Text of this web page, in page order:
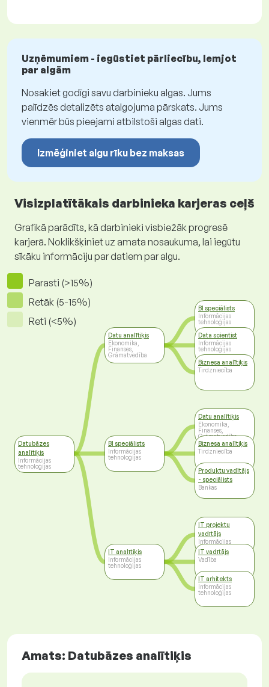
Uzņēmumiem - iegūstiet pārliecību, lemjot
par algām
Nosakiet godīgi savu darbinieku algas. Jums
palīdzēs detalizēts atalgojuma pārskats. Jums
vienmēr būs pieejami atbilstoši algas dati.
Izmēģiniet algu rīku bez maksas
Visizplatītākais darbinieka karjeras ceļš
Grafikā parādīts, kā darbinieki visbiežāk progresē
karjerā. Noklikšķiniet uz amata nosaukuma, lai iegūtu
sīkāku informāciju par datiem par algu.
Parasti (>15%)
Retāk (5-15%)
Reti (<5%)
Datubāzes
analītiķis
Informācijas
tehnoloģijas
Datu analītiķis
Ekonomika,
Finanses,
Grāmatvedība
BI speciālists
Informācijas
tehnoloģijas
IT analītiķis
Informācijas
tehnoloģijas
BI speciālists
Informācijas
tehnoloģijas
Data scientist
Informācijas
tehnoloģijas
Biznesa analītiķis
Tirdzniecība
Datu analītiķis
Ekonomika,
Finanses,
Grāmatvedība
Biznesa analītiķis
Tirdzniecība
Produktu vadītājs
- speciālists
Bankas
IT projektu
vadītājs
Informācijas
tehnoloģijas
IT vadītājs
Vadība
IT arhitekts
Informācijas
tehnoloģijas
Amats: Datubāzes analītiķis